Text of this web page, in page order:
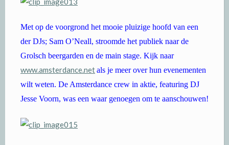
Met op de voorgrond het mooie pluizige hoofd van een
der DJs; Sam O’Neall, stroomde het publiek naar de
Grolsch beergarden en de main stage. Kijk naar
www.amsterdance.netals je meer over hun evenementen
wilt weten. De Amsterdance crew in aktie, featuring DJ
Jesse Voorn, was een waar genoegen om te aanschouwen!